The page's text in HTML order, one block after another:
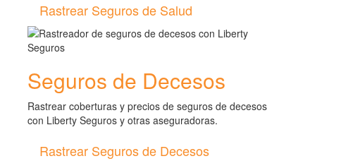
Rastrear Seguros de Salud
Seguros de Decesos
Rastrear coberturas y precios de seguros de decesos
con Liberty Seguros y otras aseguradoras.
Rastrear Seguros de Decesos